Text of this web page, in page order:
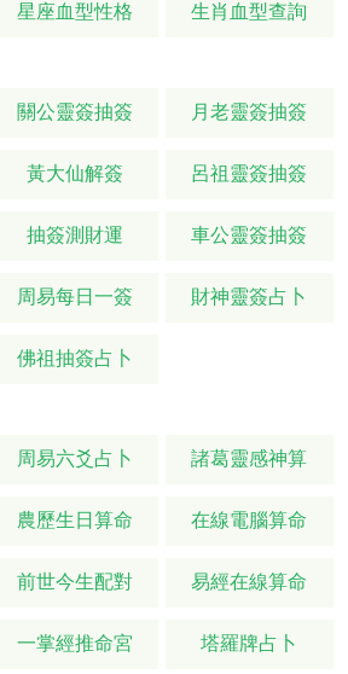
星座血型性格 生肖血型查詢
關公靈簽抽簽 月老靈簽抽簽
黃大仙解簽 呂祖靈簽抽簽
抽簽測財運 車公靈簽抽簽
周易每日一簽 財神靈簽占卜
佛祖抽簽占卜
周易六爻占卜 諸葛靈感神算
農歷生日算命 在線電腦算命
前世今生配對 易經在線算命
一掌經推命宮 塔羅牌占卜